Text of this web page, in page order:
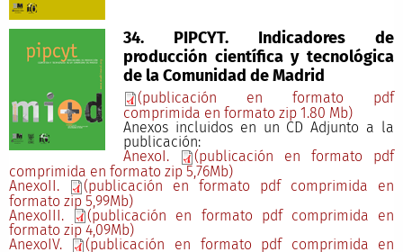
34. PIPCYT. Indicadores de
producción científica y tecnológica
de la Comunidad de Madrid
(publicación en formato pdf
comprimida en formato zip 1.80 Mb)
Anexos incluidos en un CD Adjunto a la
publicación:
AnexoI.
(publicación en formato pdf
comprimida en formato zip 5,76Mb)
AnexoII.
(publicación en formato pdf comprimida en
formato zip 5,99Mb)
AnexoIII.
(publicación en formato pdf comprimida en
formato zip 4,09Mb)
AnexoIV.
(publicación en formato pdf comprimida en